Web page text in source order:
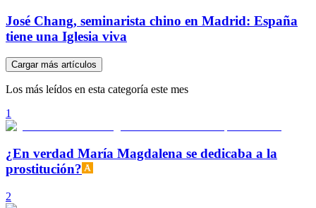
José Chang, seminarista chino en Madrid: España
tiene una Iglesia viva
Cargar más artículos
Los más leídos en esta categoría este mes
1
¿En verdad María Magdalena se dedicaba a la
prostitución?
2